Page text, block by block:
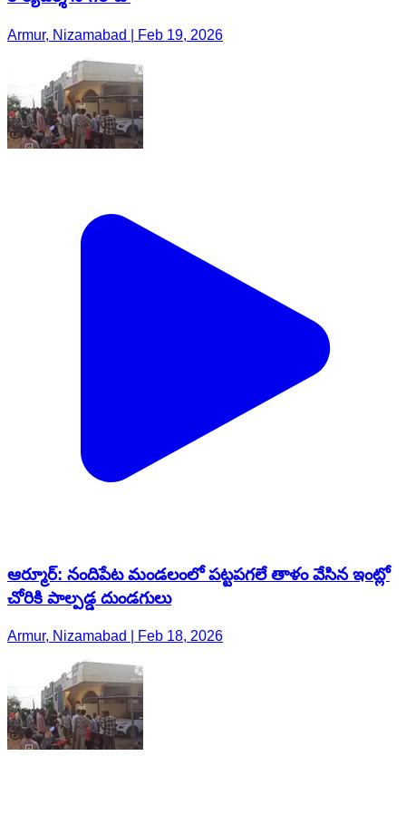
Armur, Nizamabad | Feb 19, 2026
ఆర్మూర్: నందిపేట మండలంలో పట్టపగలే తాళం వేసిన ఇంట్లో
చోరికి పాల్పడ్డ దుండగులు
Armur, Nizamabad | Feb 18, 2026